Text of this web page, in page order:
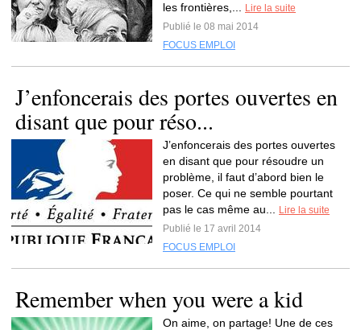
les frontières,...
Lire la suite
Publié le 08 mai 2014
FOCUS EMPLOI
J’enfoncerais des portes ouvertes en
disant que pour réso...
J’enfoncerais des portes ouvertes
en disant que pour résoudre un
problème, il faut d’abord bien le
poser. Ce qui ne semble pourtant
pas le cas même au...
Lire la suite
Publié le 17 avril 2014
FOCUS EMPLOI
Remember when you were a kid
On aime, on partage! Une de ces